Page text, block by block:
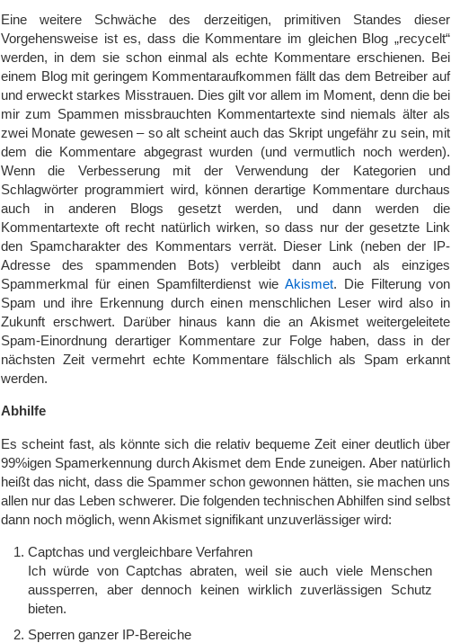
Eine weitere Schwäche des derzeitigen, primitiven Standes dieser
Vorgehensweise ist es, dass die Kommentare im gleichen Blog „recycelt“
werden, in dem sie schon einmal als echte Kommentare erschienen. Bei
einem Blog mit geringem Kommentaraufkommen fällt das dem Betreiber auf
und erweckt starkes Misstrauen. Dies gilt vor allem im Moment, denn die bei
mir zum Spammen missbrauchten Kommentartexte sind niemals älter als
zwei Monate gewesen – so alt scheint auch das Skript ungefähr zu sein, mit
dem die Kommentare abgegrast wurden (und vermutlich noch werden).
Wenn die Verbesserung mit der Verwendung der Kategorien und
Schlagwörter programmiert wird, können derartige Kommentare durchaus
auch in anderen Blogs gesetzt werden, und dann werden die
Kommentartexte oft recht natürlich wirken, so dass nur der gesetzte Link
den Spamcharakter des Kommentars verrät. Dieser Link (neben der IP-
Adresse des spammenden Bots) verbleibt dann auch als einziges
Spammerkmal für einen Spamfilterdienst wie Akismet. Die Filterung von
Spam und ihre Erkennung durch einen menschlichen Leser wird also in
Zukunft erschwert. Darüber hinaus kann die an Akismet weitergeleitete
Spam-Einordnung derartiger Kommentare zur Folge haben, dass in der
nächsten Zeit vermehrt echte Kommentare fälschlich als Spam erkannt
werden.
Abhilfe
Es scheint fast, als könnte sich die relativ bequeme Zeit einer deutlich über
99%igen Spamerkennung durch Akismet dem Ende zuneigen. Aber natürlich
heißt das nicht, dass die Spammer schon gewonnen hätten, sie machen uns
allen nur das Leben schwerer. Die folgenden technischen Abhilfen sind selbst
dann noch möglich, wenn Akismet signifikant unzuverlässiger wird:
Captchas und vergleichbare Verfahren
Ich würde von Captchas abraten, weil sie auch viele Menschen
aussperren, aber dennoch keinen wirklich zuverlässigen Schutz
bieten.
Sperren ganzer IP-Bereiche